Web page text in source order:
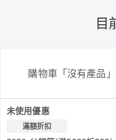
目
購物車「沒有產品
未使用優惠
滿額折扣